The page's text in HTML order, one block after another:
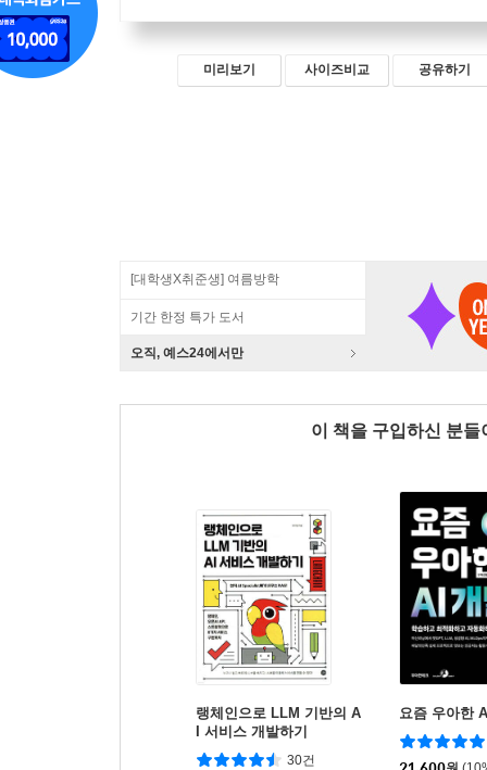
미리보기 사이즈비교 공유하기
[대학생X취준생] 여름방학
기간 한정 특가 도서
오직, 예스24에서만
이 책을 구입하신 분
랭체인으로 LLM 기반의 A
I 서비스 개발하기
30건
요즘 우아한